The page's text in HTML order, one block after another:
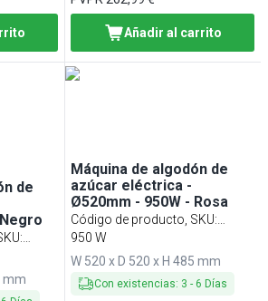
Añadir al carrito
de
:
mm
Máquina de algodón de
azúcar eléctrica -
Ø520mm - 950W - Rosa
Código de producto, SKU:
ZWJ950
950 W
W 520 x D 520 x H 485 mm
Con existencias: 3 - 6 Días